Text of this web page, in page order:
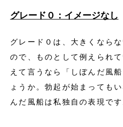
グレード０：イメージなし
グレード０は、大きくなら
ので、ものとして例えられ
えて言うなら「しぼんだ風
ょうか。勃起が始まっても
んだ風船は私独自の表現です